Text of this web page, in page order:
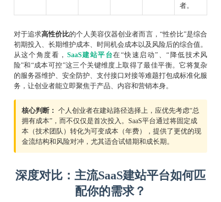
者。
对于追求高性价比的个人美容仪器创业者而言，“性价比”是综合
初期投入、长期维护成本、时间机会成本以及风险后的综合值。
从这个角度看， SaaS建站平台在“快速启动”、“降低技术风
险”和“成本可控”这三个关键维度上取得了最佳平衡。它将复杂
的服务器维护、安全防护、支付接口对接等难题打包成标准化服
务，让创业者能立即聚焦于产品、内容和营销本身。
核心判断： 个人创业者在建站路径选择上，应优先考虑“总
拥有成本”，而不仅仅是首次投入。SaaS平台通过将固定成
本（技术团队）转化为可变成本（年费），提供了更优的现
金流结构和风险对冲，尤其适合试错期和成长期。
深度对比：主流SaaS建站平台如何匹
配你的需求？